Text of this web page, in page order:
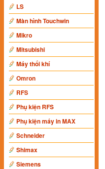
LS
Màn hình Touchwin
Mikro
Mitsubishi
Máy thổi khí
Omron
RFS
Phụ kiện RFS
Phụ kiện máy in MAX
Schneider
Shimax
Siemens